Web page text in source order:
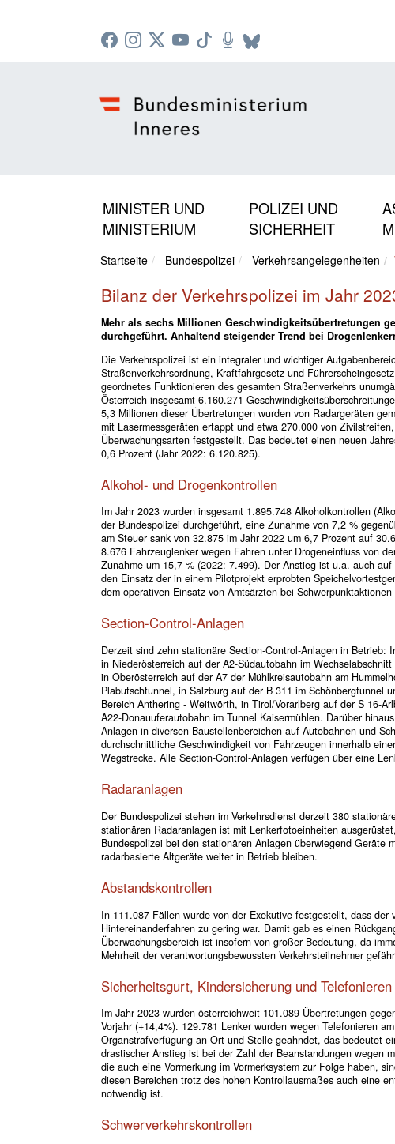
MINISTER UND
MINISTERIUM
POLIZEI UND
SICHERHEIT
Startseite Bundespolizei Verkehrsangelegenheiten
Bilanz der Verkehrspolizei im Jahr
Mehr als sechs Millionen Geschwindigkeitsübertretungen
durchgeführt. Anhaltend steigender Trend bei
Die Verkehrspolizei ist ein integraler und wichtiger
Straßenverkehrsordnung, Kraftfahrgesetz und
geordnetes Funktionieren des gesamten Straßenverkehrs
Österreich insgesamt 6.160.271
5,3 Millionen dieser Übertretungen wurden von Radargeräten
mit Lasermessgeräten ertappt und etwa 270.000 von
Überwachungsarten festgestellt. Das bedeutet einen neuen
0,6 Prozent (Jahr 2022: 6.120.825).
Alkohol- und Drogenkontrollen
Im Jahr 2023 wurden insgesamt 1.895.748 Alkoholkontrollen
der Bundespolizei durchgeführt, eine Zunahme von 7,2 %
am Steuer sank von 32.875 im Jahr 2022 um 6,7 Prozent auf
8.676 Fahrzeuglenker wegen Fahren unter Drogeneinfluss von
Zunahme um 15,7 % (2022: 7.499). Der Anstieg ist u.a. auch
den Einsatz der in einem Pilotprojekt erprobten
dem operativen Einsatz von Amtsärzten bei
Section-Control-Anlagen
Derzeit sind zehn stationäre Section-Control-Anlagen in
in Niederösterreich auf der A2-Südautobahn im
in Oberösterreich auf der A7 der Mühlkreisautobahn am
Plabutschtunnel, in Salzburg auf der B 311 im Schönbergtunnel
Bereich Anthering - Weitwörth, in Tirol/Vorarlberg auf der S 16-
A22-Donauuferautobahn im Tunnel Kaisermühlen. Darüber
Anlagen in diversen Baustellenbereichen auf Autobahnen und
durchschnittliche Geschwindigkeit von Fahrzeugen innerhalb
Wegstrecke. Alle Section-Control-Anlagen verfügen über eine
Radaranlagen
Der Bundespolizei stehen im Verkehrsdienst derzeit 380
stationären Radaranlagen ist mit Lenkerfotoeinheiten
Bundespolizei bei den stationären Anlagen überwiegend Geräte
radarbasierte Altgeräte weiter in Betrieb bleiben.
Abstandskontrollen
In 111.087 Fällen wurde von der Exekutive festgestellt, dass der
Hintereinanderfahren zu gering war. Damit gab es einen
Überwachungsbereich ist insofern von großer Bedeutung, da
Mehrheit der verantwortungsbewussten Verkehrsteilnehmer
Sicherheitsgurt, Kindersicherung und
Im Jahr 2023 wurden österreichweit 101.089 Übertretungen
Vorjahr (+14,4%). 129.781 Lenker wurden wegen Telefonieren
Organstrafverfügung an Ort und Stelle geahndet, das bedeutet
drastischer Anstieg ist bei der Zahl der Beanstandungen wegen
die auch eine Vormerkung im Vormerksystem zur Folge haben,
diesen Bereichen trotz des hohen Kontrollausmaßes auch eine
notwendig ist.
Schwerverkehrskontrollen